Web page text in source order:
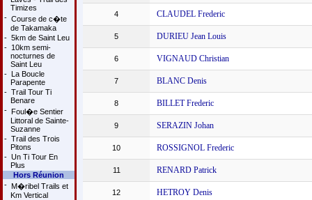
Timizes
- Course de c�te
de Takamaka
- 5km de Saint Leu
- 10km semi-
nocturnes de
Saint Leu
- La Boucle
Parapente
- Trail Tour Ti
Benare
- Foul�e Sentier
Littoral de Sainte-
Suzanne
- Trail des Trois
Pitons
- Un Ti Tour En
Plus
Hors Réunion
- M�ribel Trails et
Km Vertical
4 CLAUDEL Frederic
5 DURIEU Jean Louis
6 VIGNAUD Christian
7 BLANC Denis
8 BILLET Frederic
9 SERAZIN Johan
10 ROSSIGNOL Frederic
11 RENARD Patrick
12 HETROY Denis